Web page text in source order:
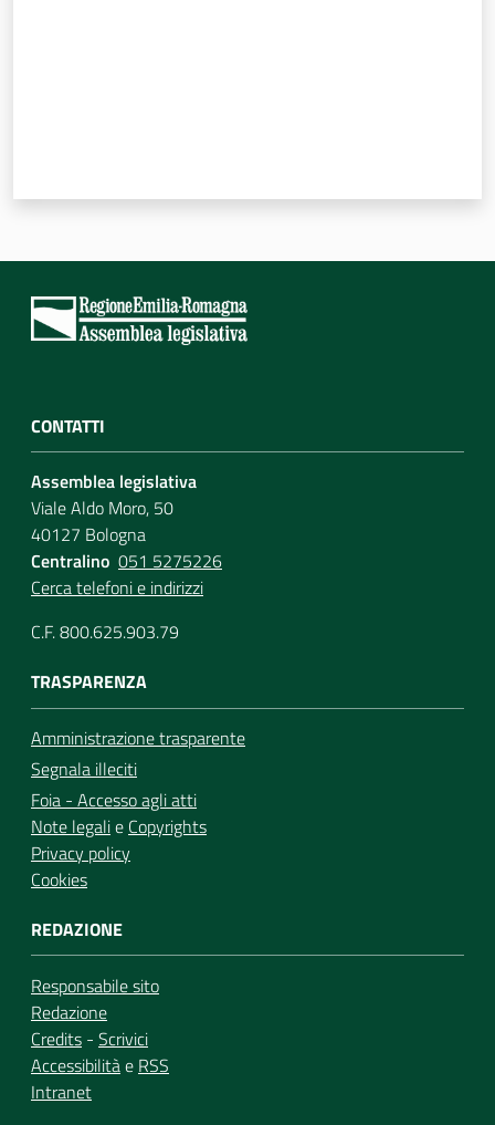
CONTATTI
Assemblea legislativa
Viale Aldo Moro, 50
40127 Bologna
Centralino 051 5275226
Cerca telefoni e indirizzi
C.F. 800.625.903.79
TRASPARENZA
Amministrazione trasparente
Segnala illeciti
Foia - Accesso agli atti
Note legalie Copyrights
Privacy policy
Cookies
REDAZIONE
Responsabile sito
Redazione
Credits - Scrivici
Accessibilitàe RSS
Intranet